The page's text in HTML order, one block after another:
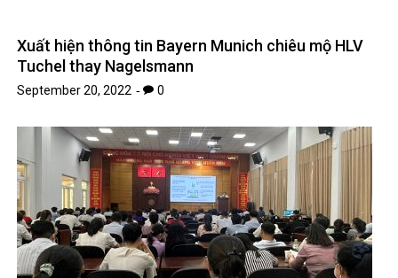
Xuất hiện thông tin Bayern Munich chiêu mộ HLV
Tuchel thay Nagelsmann
September 20, 2022 0